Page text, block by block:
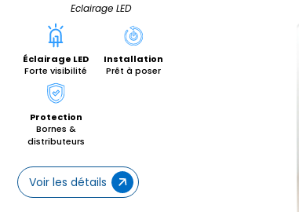
Eclairage LED
Éclairage LED
Forte visibilité
Installation
Prêt à poser
Protection
Bornes &
distributeurs
Voir les détails